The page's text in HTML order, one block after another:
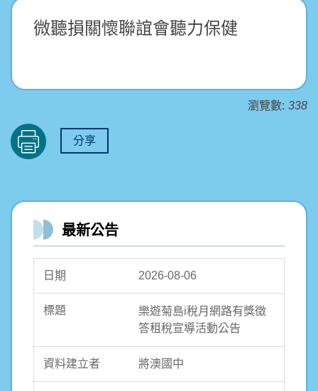
微聽損關懷聯誼會聽力保健
瀏覽數: 338
分享
最新公告
2026-08-06
樂遊菊島i稅月網路有獎徵
答租稅宣導活動公告
將澳國中